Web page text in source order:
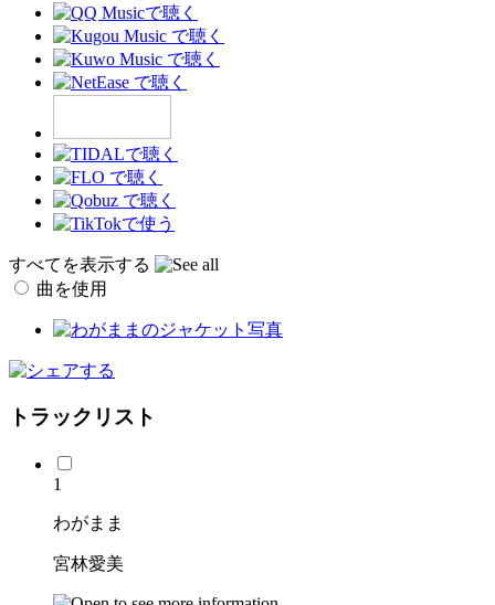
すべてを表示する
曲を使用
トラックリスト
1
わがまま
宮林愛美